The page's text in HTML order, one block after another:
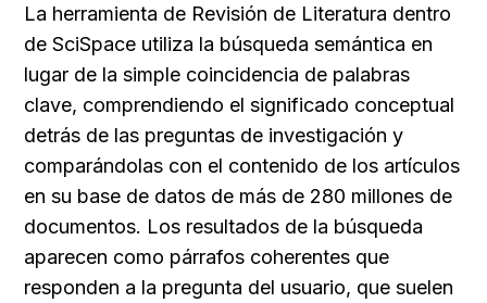
La herramienta de Revisión de Literatura dentro
de SciSpace utiliza la búsqueda semántica en
lugar de la simple coincidencia de palabras
clave, comprendiendo el significado conceptual
detrás de las preguntas de investigación y
comparándolas con el contenido de los artículos
en su base de datos de más de 280 millones de
documentos. Los resultados de la búsqueda
aparecen como párrafos coherentes que
responden a la pregunta del usuario, que suelen